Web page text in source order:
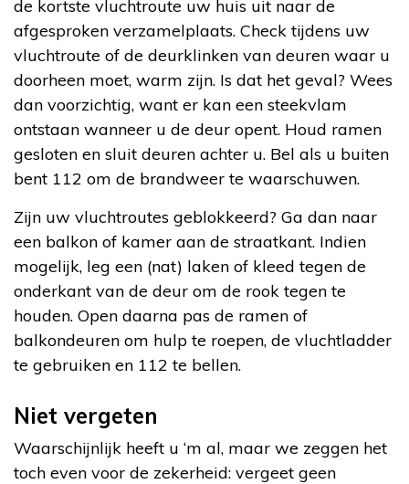
de kortste vluchtroute uw huis uit naar de
afgesproken verzamelplaats. Check tijdens uw
vluchtroute of de deurklinken van deuren waar u
doorheen moet, warm zijn. Is dat het geval? Wees
dan voorzichtig, want er kan een steekvlam
ontstaan wanneer u de deur opent. Houd ramen
gesloten en sluit deuren achter u. Bel als u buiten
bent 112 om de brandweer te waarschuwen.
Zijn uw vluchtroutes geblokkeerd? Ga dan naar
een balkon of kamer aan de straatkant. Indien
mogelijk, leg een (nat) laken of kleed tegen de
onderkant van de deur om de rook tegen te
houden. Open daarna pas de ramen of
balkondeuren om hulp te roepen, de vluchtladder
te gebruiken en 112 te bellen.
Niet vergeten
Waarschijnlijk heeft u ‘m al, maar we zeggen het
toch even voor de zekerheid: vergeet geen